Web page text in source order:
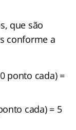
que são
conforme a
ponto cada) =
cada) = 5